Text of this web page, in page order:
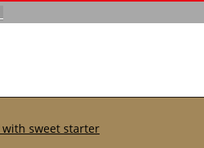
sweet starter